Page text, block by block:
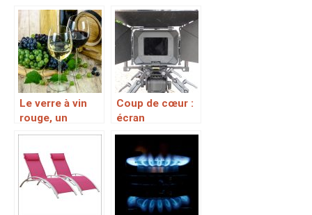
accessoire une
performances
irréprochables
et une durée de
vie
conséquente
en sécurité, vos
photos aussi
Le verre à vin
rouge, un
ustensile
dégustation du
vin rouge
Coup de cœur :
écran
professionnel